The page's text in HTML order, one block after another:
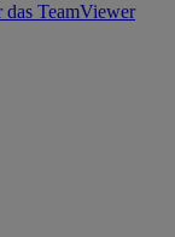
TeamViewer